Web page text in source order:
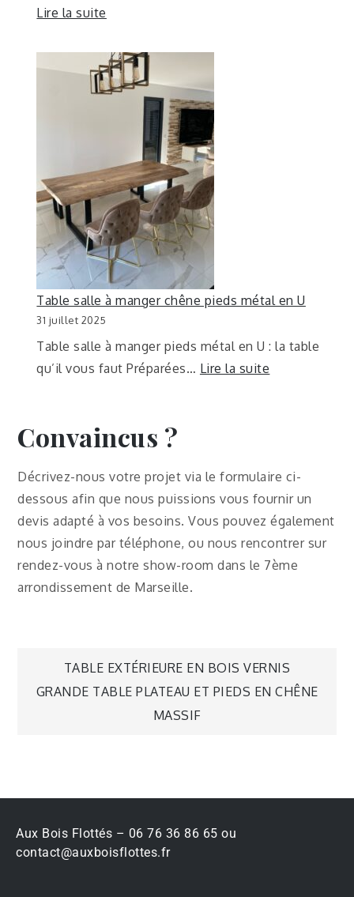
Lire la suite
Table salle à manger chêne pieds métal en U
31 juillet 2025
Table salle à manger pieds métal en U : la table
qu’il vous faut Préparées… Lire la suite
Convaincus ?
Décrivez-nous votre projet via le formulaire ci-
dessous afin que nous puissions vous fournir un
devis adapté à vos besoins. Vous pouvez également
nous joindre par téléphone, ou nous rencontrer sur
rendez-vous à notre show-room dans le 7ème
arrondissement de Marseille.
TABLE EXTÉRIEURE EN BOIS VERNIS
GRANDE TABLE PLATEAU ET PIEDS EN CHÊNE
MASSIF
Aux Bois Flottés – 06 76 36 86 65 ou
contact@auxboisflottes.fr